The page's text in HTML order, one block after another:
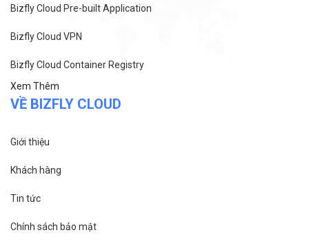
Bizfly Cloud Pre-built Application
Bizfly Cloud VPN
Bizfly Cloud Container Registry
Xem Thêm
VỀ BIZFLY CLOUD
Giới thiệu
Khách hàng
Tin tức
Chính sách bảo mật